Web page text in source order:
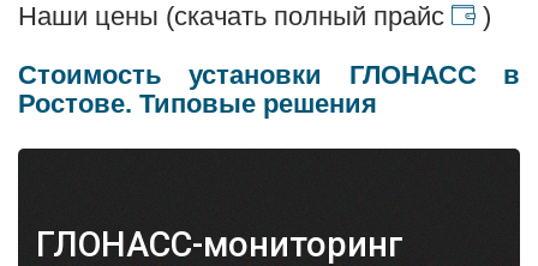
Наши цены (скачать полный прайс
)
Стоимость установки ГЛОНАСС в
Ростове. Типовые решения
ГЛОНАСС-мониторинг